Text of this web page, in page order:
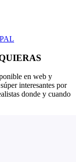
en web y
interesantes por
donde y cuando